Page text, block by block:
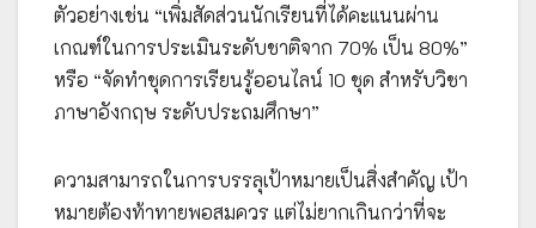
ตัวอย่างเช่น “เพิ่มสัดส่วนนักเรียนที่ได้คะแนนผ่าน
เกณฑ์ในการประเมินระดับชาติจาก 70% เป็น 80%”
หรือ “จัดทำชุดการเรียนรู้ออนไลน์ 10 ชุด สำหรับวิชา
ภาษาอังกฤษ ระดับประถมศึกษา”
ความสามารถในการบรรลุเป้าหมายเป็นสิ่งสำคัญ เป้า
หมายต้องท้าทายพอสมควร แต่ไม่ยากเกินกว่าที่จะ